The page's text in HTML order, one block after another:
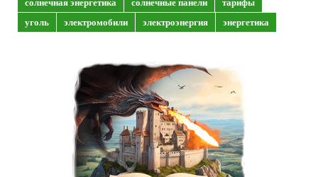
уголь
электромобили электроэнергия энергетика